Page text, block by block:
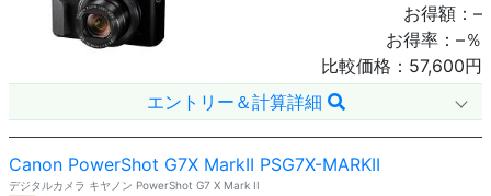
お得額： –
お得率： –％
比較価格： 57,600円
エントリー＆計算詳細
Canon PowerShot G7X MarkII PSG7X-MARKII
デジタルカメラ キヤノン PowerShot G7 X Mark II